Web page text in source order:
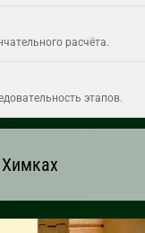
расчёта.
этапов.